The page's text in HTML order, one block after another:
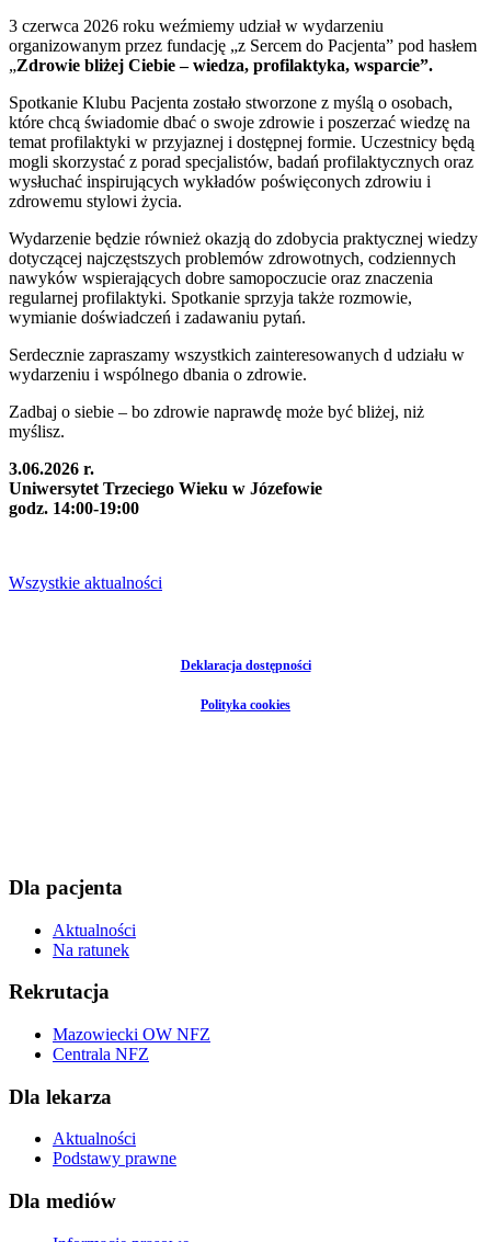
3 czerwca 2026 roku weźmiemy udział w wydarzeniu
organizowanym przez fundację „z Sercem do Pacjenta” pod hasłem
„Zdrowie bliżej Ciebie – wiedza, profilaktyka, wsparcie”.
Spotkanie Klubu Pacjenta zostało stworzone z myślą o osobach,
które chcą świadomie dbać o swoje zdrowie i poszerzać wiedzę na
temat profilaktyki w przyjaznej i dostępnej formie. Uczestnicy będą
mogli skorzystać z porad specjalistów, badań profilaktycznych oraz
wysłuchać inspirujących wykładów poświęconych zdrowiu i
zdrowemu stylowi życia.
Wydarzenie będzie również okazją do zdobycia praktycznej wiedzy
dotyczącej najczęstszych problemów zdrowotnych, codziennych
nawyków wspierających dobre samopoczucie oraz znaczenia
regularnej profilaktyki. Spotkanie sprzyja także rozmowie,
wymianie doświadczeń i zadawaniu pytań.
Serdecznie zapraszamy wszystkich zainteresowanych d udziału w
wydarzeniu i wspólnego dbania o zdrowie.
Zadbaj o siebie – bo zdrowie naprawdę może być bliżej, niż
myślisz.
3.06.2026 r.
Uniwersytet Trzeciego Wieku w Józefowie
godz. 14:00-19:00
Wszystkie aktualności
Deklaracja dostępności
Polityka cookies
Dla pacjenta
Aktualności
Na ratunek
Rekrutacja
Mazowiecki OW NFZ
Centrala NFZ
Dla lekarza
Aktualności
Podstawy prawne
Dla mediów